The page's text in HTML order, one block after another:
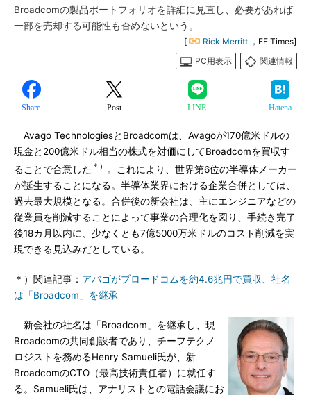
Broadcomの製品ポートフォリオを詳細に見直し、必要があれば
一部を売却する可能性も否めないという。
[ Rick Merritt ，EE Times]
PC用表示
関連情報
Share Post LINE Hatena
Avago TechnologiesとBroadcomは、Avagoが170億米ドルの
現金と200億米ドル相当の株式を対価にしてBroadcomを買収す
ることで合意した ＊）
。これにより、世界第6位の半導体メーカー
が誕生することになる。半導体業界における企業合併としては、
過去最大規模となる。合併後の新会社は、主にエンジニアなどの
従業員を削減することによって事業の合理化を図り、手続き完了
後18カ月以内に、少なくとも7億5000万米ドルのコスト削減を実
現できる見込みだとしている。
＊）関連記事： アバゴがブロードコムを約4.6兆円で買収、社名
は「Broadcom」を継承
新会社の社名は「Broadcom」を継承し、現
Broadcomの共同創設者であり、チーフテクノ
ロジストを務めるHenry Samueli氏が、新
BroadcomのCTO（最高技術責任者）に就任す
る。Samueli氏は、アナリストとの電話会議にお